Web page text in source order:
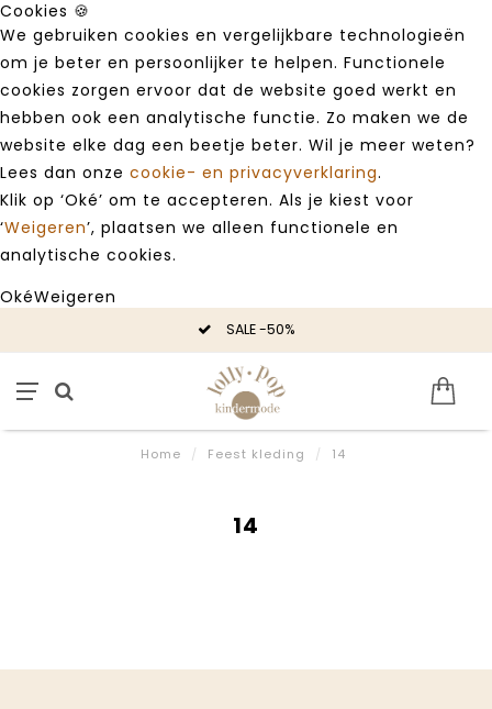
Cookies 🍪
We gebruiken cookies en vergelijkbare technologieën
om je beter en persoonlijker te helpen. Functionele
cookies zorgen ervoor dat de website goed werkt en
hebben ook een analytische functie. Zo maken we de
website elke dag een beetje beter. Wil je meer weten?
Lees dan onze cookie- en privacyverklaring.
Klik op ‘Oké’ om te accepteren. Als je kiest voor
‘Weigeren’, plaatsen we alleen functionele en
analytische cookies.
OkéWeigeren
SALE -50%
Home / Feest kleding / 14
14